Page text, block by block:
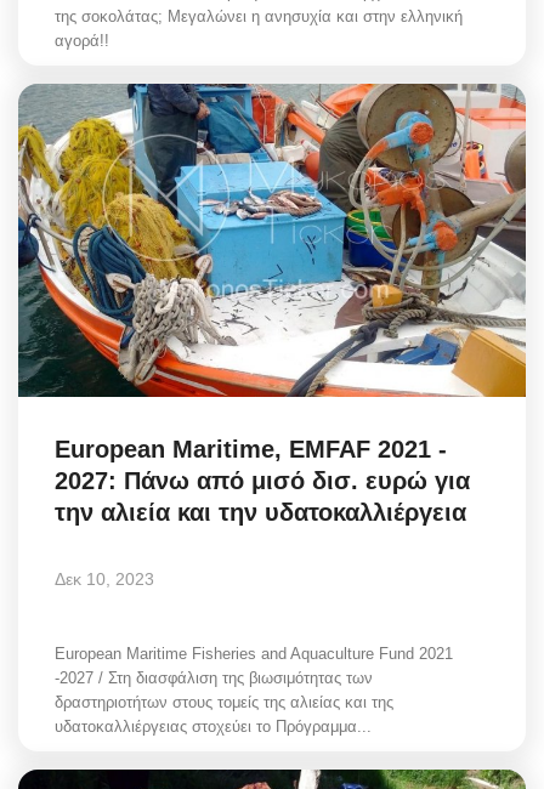
της σοκολάτας; Μεγαλώνει η ανησυχία και στην ελληνική
αγορά!!
European Maritime, EMFAF 2021 -
2027: Πάνω από μισό δισ. ευρώ για
την αλιεία και την υδατοκαλλιέργεια
Δεκ 10, 2023
European Maritime Fisheries and Aquaculture Fund 2021
-2027 / Στη διασφάλιση της βιωσιμότητας των
δραστηριοτήτων στους τομείς της αλιείας και της
υδατοκαλλιέργειας στοχεύει το Πρόγραμμα...